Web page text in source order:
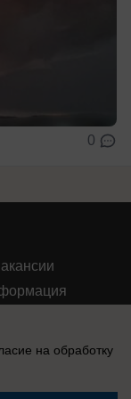
0
на обработку